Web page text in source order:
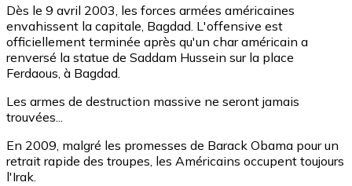
Dès le 9 avril 2003, les forces armées américaines
envahissent la capitale, Bagdad. L'offensive est
officiellement terminée après qu'un char américain a
renversé la statue de Saddam Hussein sur la place
Ferdaous, à Bagdad.
Les armes de destruction massive ne seront jamais
trouvées...
En 2009, malgré les promesses de Barack Obama pour un
retrait rapide des troupes, les Américains occupent toujours
l'Irak.